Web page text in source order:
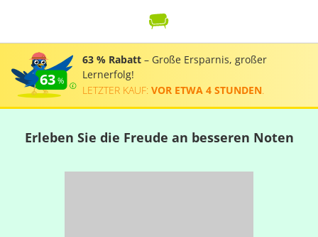
63
63 % Rabatt – Große Ersparnis, großer
Lernerfolg!
LETZTER KAUF: VOR ETWA 4 STUNDEN
Erleben Sie die Freude an besseren Noten